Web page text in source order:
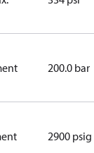
200.0 bar
2900 psig